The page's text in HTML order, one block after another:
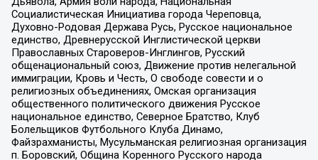
Социалистическая Инициатива города Череповца,
Духовно-Родовая Держава Русь, Русское национальное
единство, Древнерусской Инглистической церкви
Православных Староверов-Инглингов, Русский
общенациональный союз, Движение против нелегальной
иммиграции, Кровь и Честь, О свободе совести и о
религиозных объединениях, Омская организация
общественного политического движения Русское
национальное единство, Северное Братство, Клуб
Болельщиков Футбольного Клуба Динамо,
Файзрахманисты, Мусульманская религиозная организация
п. Боровский, Община Коренного Русского народа